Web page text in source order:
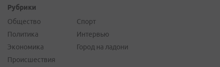
Рубрики
Общество
Политика
Экономика
Происшествия
Спорт
Интервью
Город на ладони